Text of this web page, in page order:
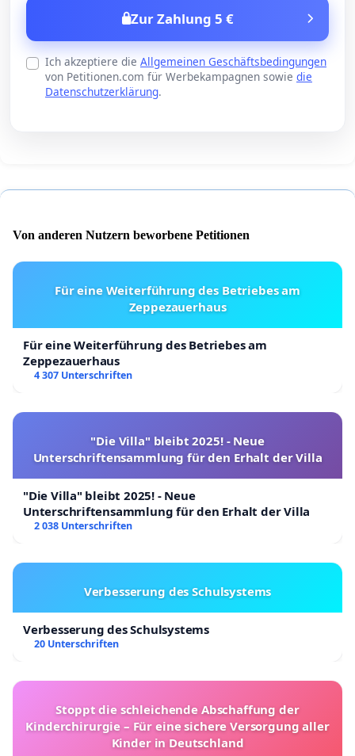
Zur Zahlung 5 €
Ich akzeptiere die Allgemeinen Geschäftsbedingungen
von Petitionen.com für Werbekampagnen sowie die
Datenschutzerklärung.
Von anderen Nutzern beworbene Petitionen
Für eine Weiterführung des Betriebes am
Zeppezauerhaus
Für eine Weiterführung des Betriebes am
Zeppezauerhaus
4 307 Unterschriften
"Die Villa" bleibt 2025! - Neue
Unterschriftensammlung für den Erhalt der Villa
"Die Villa" bleibt 2025! - Neue
Unterschriftensammlung für den Erhalt der Villa
2 038 Unterschriften
Verbesserung des Schulsystems
Verbesserung des Schulsystems
20 Unterschriften
Stoppt die schleichende Abschaffung der
Kinderchirurgie – Für eine sichere Versorgung aller
Kinder in Deutschland